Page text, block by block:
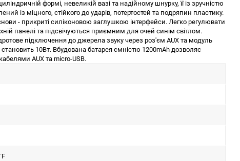
формі, невеликій вазі та надійному шнурку, її із зручністю
із міцного, стійкого до ударів, потертостей та подряпин пластику.
- прикриті силіконовою заглушкою інтерфейси. Легко регулювати
панелі та підсвічуються приємним для очей синім світлом.
підключення до джерела звуку через роз'єм AUX та модуль
10Вт. Вбудована батарея ємністю 1200mAh дозволяє
AUX та micro-USB.